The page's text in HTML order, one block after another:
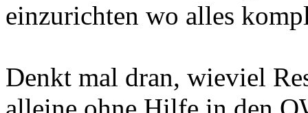
einzurichten wo alles
Denkt mal dran, wieviel